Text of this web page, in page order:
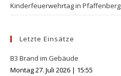
Kinderfeuerwehrtag in Pfaffenberg
Letzte Einsätze
B3 Brand im Gebäude
Montag 27. Juli 2026 | 15:55